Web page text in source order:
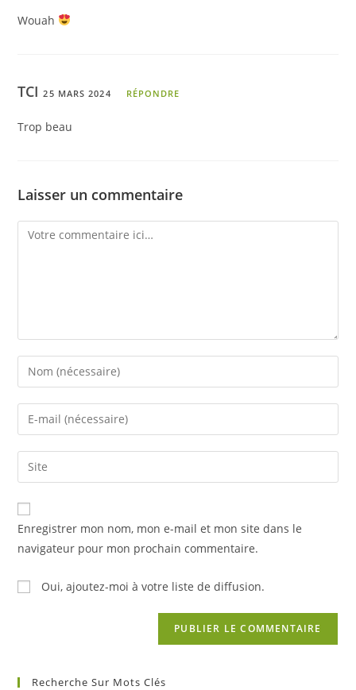
Wouah
TCI25 MARS 2024 RÉPONDRE
Trop beau
Laisser un commentaire
Comment
Enter
your
name
comment
Enter
your
email
address
comment
Saisir
l’URL
de
votre
(facultatif)
Enregistrer mon nom, mon e-mail et mon site dans le
navigateur pour mon prochain commentaire.
Oui, ajoutez-moi à votre liste de diffusion.
Recherche Sur Mots Clés